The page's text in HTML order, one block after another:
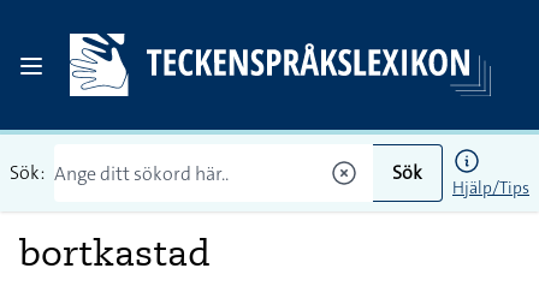
Sök: Sök
Hjälp/Tips
bortkastad